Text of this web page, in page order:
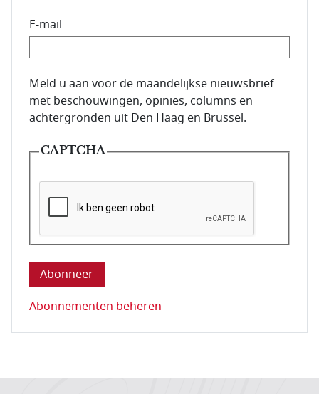
E-mail
E-mailadres van de abonnee.
Meld u aan voor de maandelijkse nieuwsbrief
met beschouwingen, opinies, columns en
achtergronden uit Den Haag en Brussel.
CAPTCHA
Deze vraag is om te controleren dat u een mens
Abonnementen beheren